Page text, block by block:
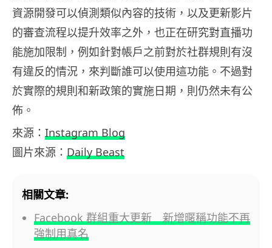
資源開發可以偵測類似內容的技術，以及更新影片
的審查流程以提升效率之外，也正在研究對直播功
能施加限制，例如針對帳戶之前對於社群規則有沒
有違反的情況，來判斷誰可以使用這功能。不過對
於實際的規則和新政策的實施日期，則仍然未有公
佈。
來源： Instagram Blog
圖片來源： Daily Beast
相關文章:
Facebook 群組重大更新 新增暱稱功能不再
強制用真名